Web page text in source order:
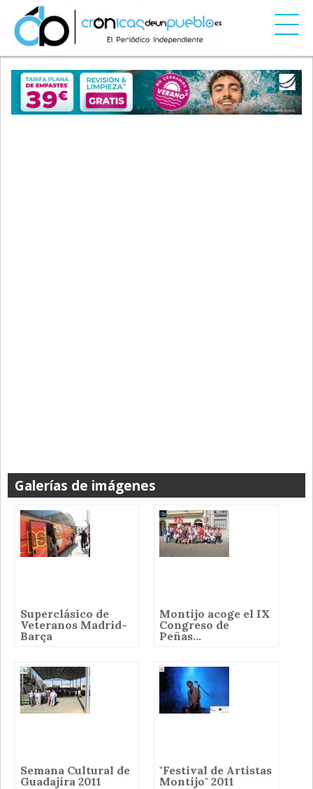
Galerías de imágenes
Superclásico de
Veteranos Madrid-
Barça
Montijo acoge el IX
Congreso de
Peñas...
Semana Cultural de
Guadajira 2011
"Festival de Artistas
Montijo" 2011